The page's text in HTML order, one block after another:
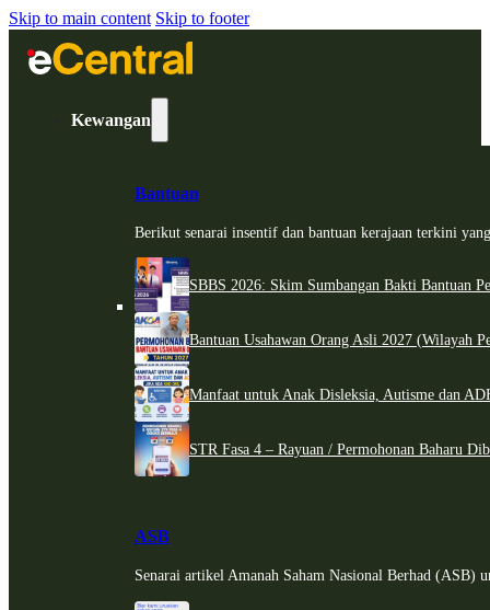
Skip to main content Skip to footer
Kewangan
Bantuan
Berikut senarai insentif dan bantuan kerajaan terkini
SBBS 2026: Skim Sumbangan Bakti Bantuan
Bantuan Usahawan Orang Asli 2027 (Wilayah
Manfaat untuk Anak Disleksia, Autisme dan
STR Fasa 4 – Rayuan / Permohonan Baharu
ASB
Senarai artikel Amanah Saham Nasional Berhad (ASB)